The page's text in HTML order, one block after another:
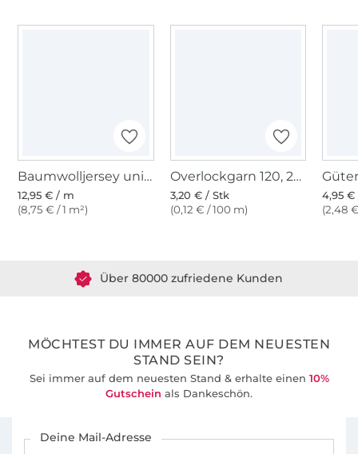
Baumwolljersey uni, hellgrün
12,95 € / m
(8,75 € / 1 m²)
Overlockgarn 120, 2740 m, limette
3,20 € / Stk
(0,12 € / 100 m)
4,95 €
(2,48
MÖCHTEST DU IMMER AUF DEM NEUESTEN
STAND SEIN?
Sei immer auf dem neuesten Stand & erhalte einen 10%
Gutschein als Dankeschön.
Deine Mail-Adresse